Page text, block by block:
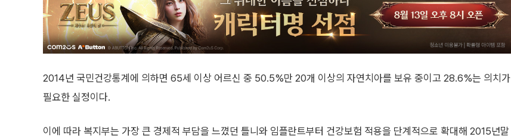
2014년 국민건강통계에 의하면 65세 이상 어르신 중 50.5%만 20개 이상의 자연치아를 보유 중이고 28.6%는 의치가
필요한 실정이다.
이에 따라 복지부는 가장 큰 경제적 부담을 느꼈던 틀니와 임플란트부터 건강보험 적용을 단계적으로 확대해 2015년말